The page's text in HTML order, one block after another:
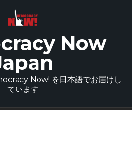
Now
Now! を日本語でお届けし
ています